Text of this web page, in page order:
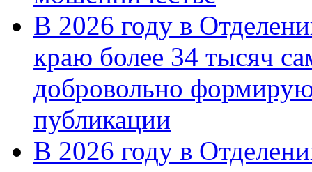
В 2026 году в
краю более 34 тысяч
добровольно
публикации
В 2026 году в